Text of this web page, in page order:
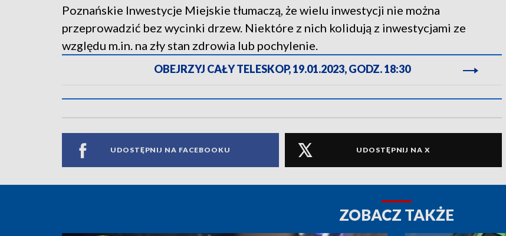
Poznańskie Inwestycje Miejskie tłumaczą, że wielu inwestycji nie można
przeprowadzić bez wycinki drzew. Niektóre z nich kolidują z inwestycjami ze
względu m.in. na zły stan zdrowia lub pochylenie.
OBEJRZYJ CAŁY TELESKOP, 19.01.2023, GODZ. 18:30
UDOSTĘPNIJ NA FACEBOOKU UDOSTĘPNIJ NA X
ZOBACZ TAKŻE